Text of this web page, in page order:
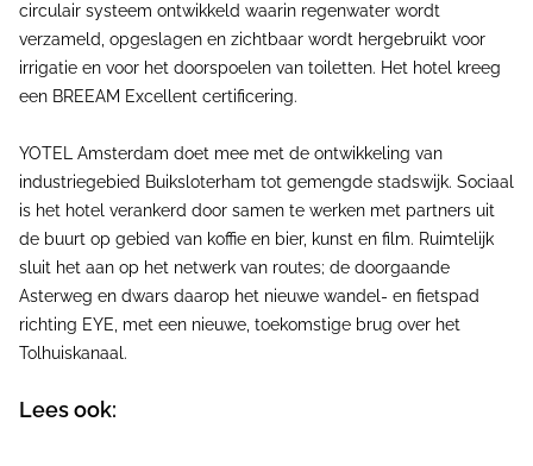
circulair systeem ontwikkeld waarin regenwater wordt
verzameld, opgeslagen en zichtbaar wordt hergebruikt voor
irrigatie en voor het doorspoelen van toiletten. Het hotel kreeg
een BREEAM Excellent certificering.
YOTEL Amsterdam doet mee met de ontwikkeling van
industriegebied Buiksloterham tot gemengde stadswijk. Sociaal
is het hotel verankerd door samen te werken met partners uit
de buurt op gebied van koffie en bier, kunst en film. Ruimtelijk
sluit het aan op het netwerk van routes; de doorgaande
Asterweg en dwars daarop het nieuwe wandel- en fietspad
richting EYE, met een nieuwe, toekomstige brug over het
Tolhuiskanaal.
Lees ook: